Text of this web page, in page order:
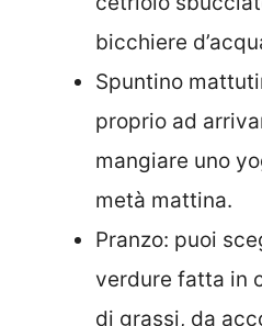
bicchiere
Spuntino
proprio ad
mangiare uno
metà mattina.
Pranzo: puoi
verdure fatta in
di grassi, da